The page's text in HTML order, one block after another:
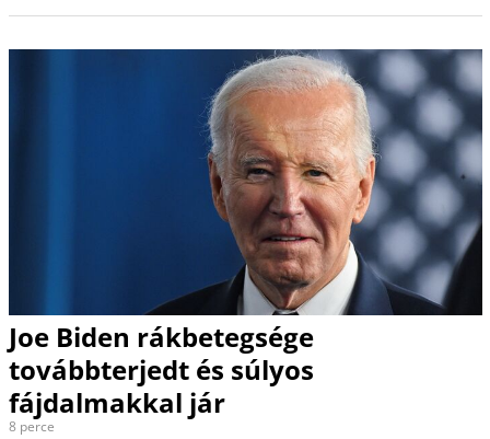
Joe Biden rákbetegsége
továbbterjedt és súlyos
fájdalmakkal jár
8 perce